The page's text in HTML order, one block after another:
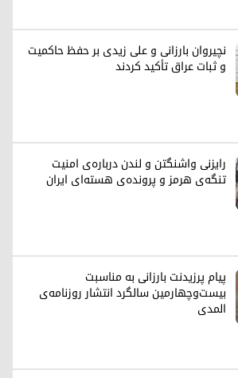
نچیروان بارزانی و علی زیدی بر حفظ حاکمیت
و ثبات عراق تأکید کردند
رایزنی واشنگتن و لندن درباره‌ی امنیت
تنگه‌ی هرمز و پرونده‌ی هسته‌ای ایران
پیام پرزیدنت بارزانی به مناسبت
بیست‌وچهارمین سالگرد انتشار روزنامه‌ی
المدی